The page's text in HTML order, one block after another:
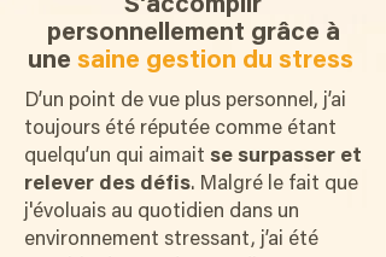
S’accomplir
personnellement grâce à
une saine gestion du stress
D’un point de vue plus personnel, j’ai
toujours été réputée comme étant
quelqu’un qui aimait se surpasser et
relever des défis. Malgré le fait que
j'évoluais au quotidien dans un
environnement stressant, j’ai été